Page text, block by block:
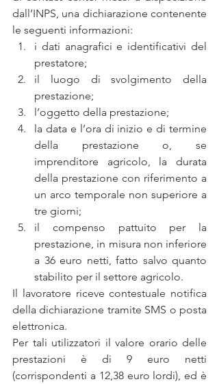
dall’INPS, una dichiarazione contenente
le seguenti informazioni:
i dati anagrafici e identificativi del
prestatore;
il luogo di svolgimento della
prestazione;
l’oggetto della prestazione;
la data e l’ora di inizio e di termine
della prestazione o, se
imprenditore agricolo, la durata
della prestazione con riferimento a
un arco temporale non superiore a
tre giorni;
il compenso pattuito per la
prestazione, in misura non inferiore
a 36 euro netti, fatto salvo quanto
stabilito per il settore agricolo.
Il lavoratore riceve contestuale notifica
della dichiarazione tramite SMS o posta
elettronica.
Per tali utilizzatori il valore orario delle
prestazioni è di 9 euro netti
(corrispondenti a 12,38 euro lordi), ed è